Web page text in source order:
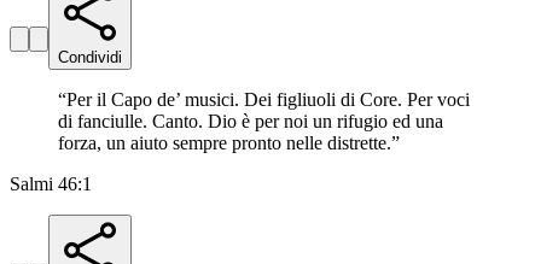
Condividi
“Per il Capo de’ musici. Dei figliuoli di Core. Per voci
di fanciulle. Canto. Dio è per noi un rifugio ed una
forza, un aiuto sempre pronto nelle distrette.”
Salmi 46:1